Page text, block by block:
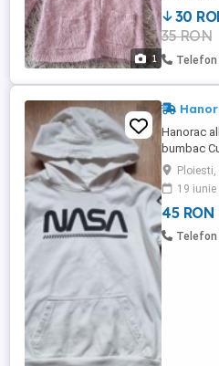
1
30
35 RON
Hanorac
bumbac
imprimeuri
maneci
Ploiesti,
19 iunie
45 RON